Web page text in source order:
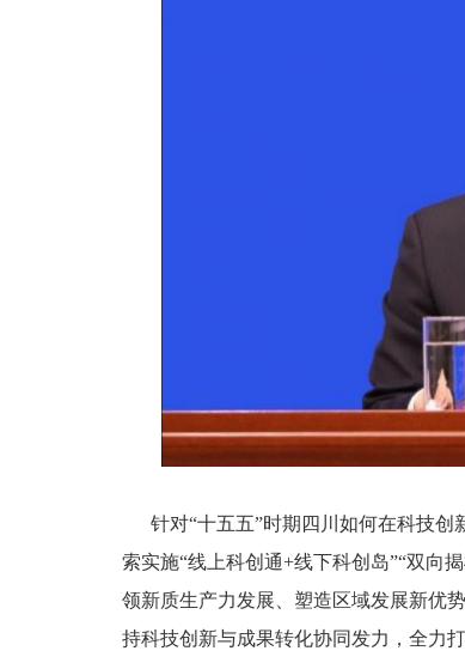
针对“十五五”时期四川如何在科技创
索实施“线上科创通+线下科创岛”“双向
领新质生产力发展、塑造区域发展新优
持科技创新与成果转化协同发力，全力